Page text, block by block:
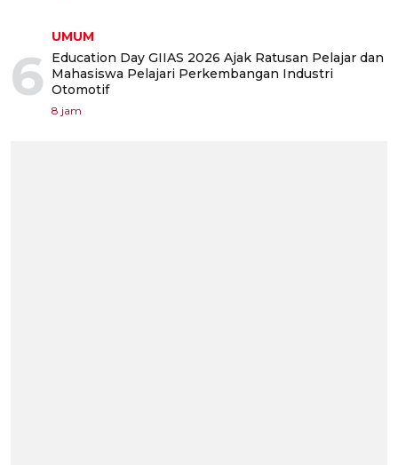
6
UMUM
Education Day GIIAS 2026 Ajak Ratusan Pelajar dan
Mahasiswa Pelajari Perkembangan Industri
Otomotif
8 jam